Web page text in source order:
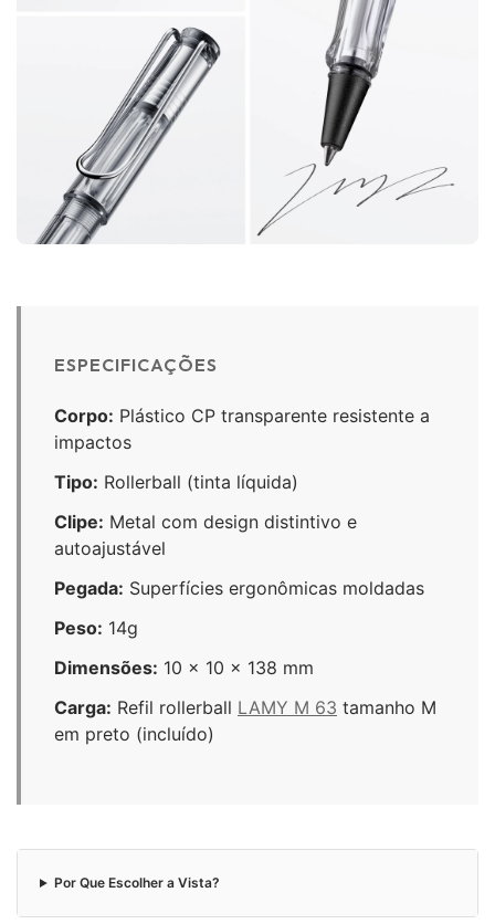
ESPECIFICAÇÕES
Corpo: Plástico CP transparente resistente a
impactos
Tipo: Rollerball (tinta líquida)
Clipe: Metal com design distintivo e
autoajustável
Pegada: Superfícies ergonômicas moldadas
Peso: 14g
Dimensões: 10 × 10 × 138 mm
Carga: Refil rollerball LAMY M 63 tamanho M
em preto (incluído)
Por Que Escolher a Vista?